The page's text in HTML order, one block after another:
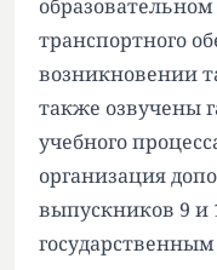
транспортного
возникновении
также озвучены
учебного
организация
выпускников 9 и